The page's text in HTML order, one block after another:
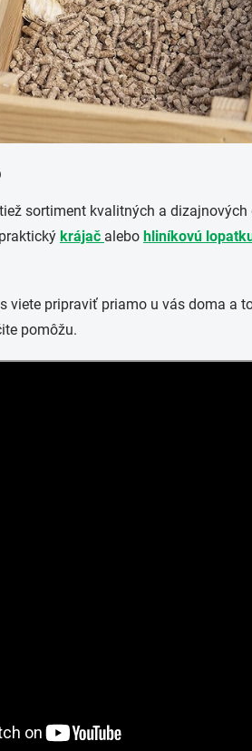
sortiment kvalitných a
krájač alebo hliníkovú
viete pripraviť priamo u vás doma a
pomôžu.